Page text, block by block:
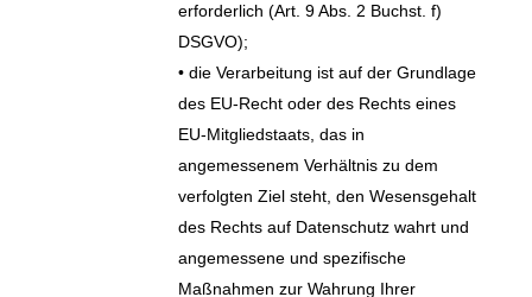
erforderlich (Art. 9 Abs. 2 Buchst. f)
DSGVO);
• die Verarbeitung ist auf der Grundlage
des EU-Recht oder des Rechts eines
EU-Mitgliedstaats, das in
angemessenem Verhältnis zu dem
verfolgten Ziel steht, den Wesensgehalt
des Rechts auf Datenschutz wahrt und
angemessene und spezifische
Maßnahmen zur Wahrung Ihrer